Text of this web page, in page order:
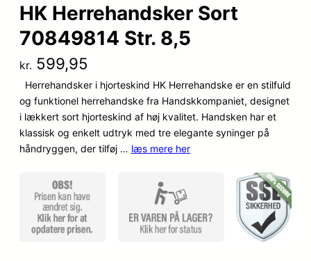
HK Herrehandsker Sort
70849814 Str. 8,5
kr. 599,95
Herrehandsker i hjorteskind HK Herrehandske er en stilfuld
og funktionel herrehandske fra Handskkompaniet, designet
i lækkert sort hjorteskind af høj kvalitet. Handsken har et
klassisk og enkelt udtryk med tre elegante syninger på
håndryggen, der tilføj … læs mere her